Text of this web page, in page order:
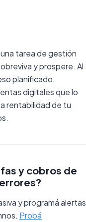
tarea de gestión
y prospere. Al
planificado,
digitales que lo
rentabilidad de tu
y cobros de
y programá alertas
Probá